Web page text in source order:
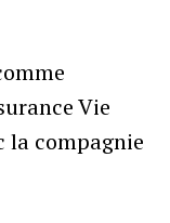
Vie
la compagnie